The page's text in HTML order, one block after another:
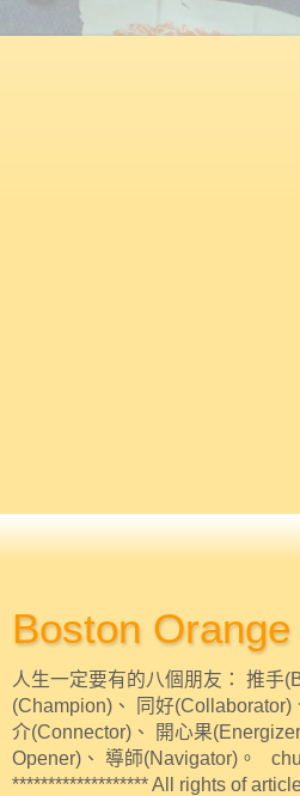
Boston
人生一定要有的八個朋友： 推手
(Champion)、 同好(Collaborator)
介(Connector)、 開心果
Opener)、 導師(Navigator)。
******************* All rights of